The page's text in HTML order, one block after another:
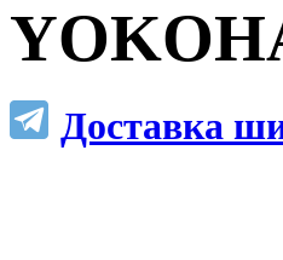
Доставка